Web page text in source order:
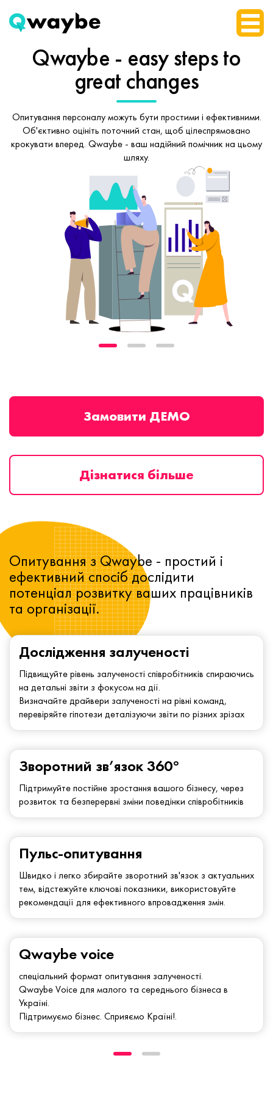
Qwaybe - easy stepsto
great changes
Опитування персоналу можуть бути простими і ефективними.
Об'єктивно оцініть поточний стан, щоб цілеспрямовано
крокувати вперед. Qwaybe - ваш надійний помічник на цьому
шляху.
Замовити ДЕМО
Дізнатися більше
Дослідження залученості
Підвищуйте рівень залученості співробітників спираючись
на детальні звіти з фокусом на дії.
Визначайте драйвери залученості на рівні команд,
перевіряйте гіпотези деталізуючи звіти по різних зрізах
Зворотний зв’язок 360°
Підтримуйте постійне зростання вашого бізнесу, через
розвиток та безперервні зміни поведінки співробітників
Опитування з Qwaybe - простий і
ефективний спосіб дослідити
потенціал розвитку ваших працівників
та організації.
Qwaybe voice
спеціальний формат опитування залученості.
Qwaybe Voice для малого та середнього бізнеса в
Україні.
Підтримуємо бізнес. Сприяємо Країні!.
Пульс-опитування
Швидко і легко збирайте зворотний зв'язок з актуальних
тем, відстежуйте ключові показники, використовуйте
рекомендації для ефективного впровадження змін.